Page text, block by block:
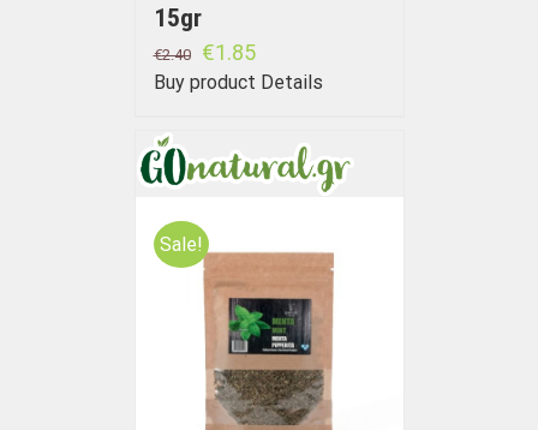
15gr
€2.40 €1.85
Buy product Details
Sale!